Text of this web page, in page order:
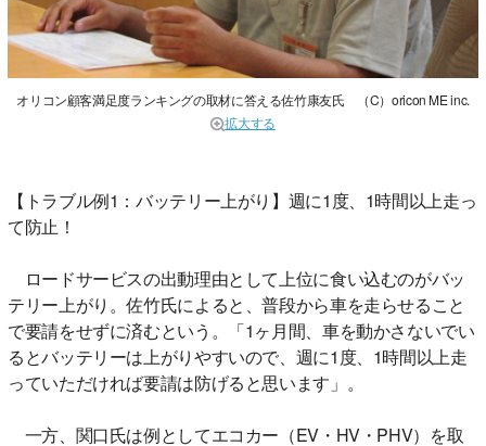
オリコン顧客満足度ランキングの取材に答える佐竹康友氏 （C）oricon ME inc.
拡大する
【トラブル例1：バッテリー上がり】週に1度、1時間以上走っ
て防止！
ロードサービスの出動理由として上位に食い込むのがバッ
テリー上がり。佐竹氏によると、普段から車を走らせること
で要請をせずに済むという。「1ヶ月間、車を動かさないでい
るとバッテリーは上がりやすいので、週に1度、1時間以上走
っていただければ要請は防げると思います」。
一方、関口氏は例としてエコカー（EV・HV・PHV）を取